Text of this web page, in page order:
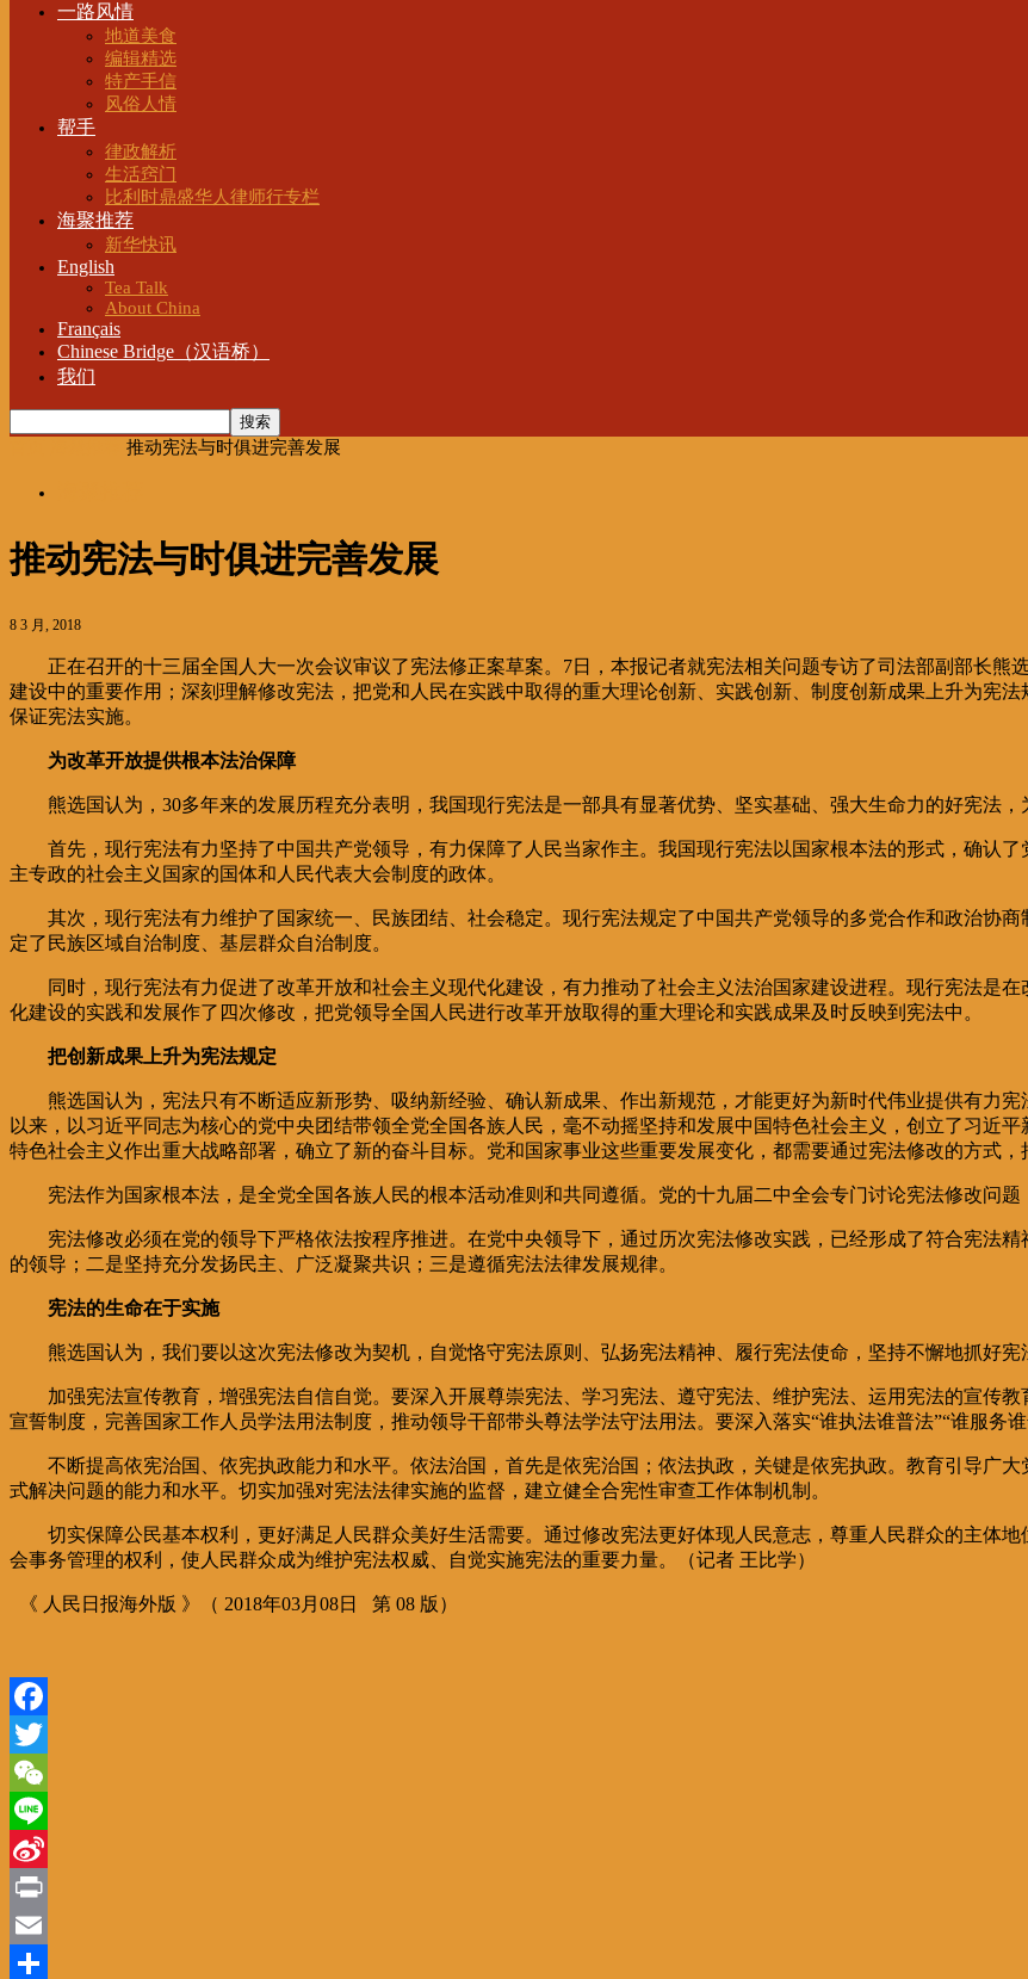
一路风情
地道美食
编辑精选
特产手信
风俗人情
帮手
律政解析
生活窍门
比利时鼎盛华人律师行专栏
海聚推荐
新华快讯
English
Tea Talk
About China
Français
Chinese Bridge（汉语桥）
我们
推动宪法与时俱进完善发展
推动宪法与时俱进完善发展
8 3 月, 2018
正在召开的十三届全国人大一次会议审议了宪法修正案草案。7日，本报记者就宪法相关问题专访了司法部副部长熊
建设中的重要作用；深刻理解修改宪法，把党和人民在实践中取得的重大理论创新、实践创新、制度创新成果上升为宪
保证宪法实施。
为改革开放提供根本法治保障
熊选国认为，30多年来的发展历程充分表明，我国现行宪法是一部具有显著优势、坚实基础、强大生命力的好宪法，
首先，现行宪法有力坚持了中国共产党领导，有力保障了人民当家作主。我国现行宪法以国家根本法的形式，确认了
主专政的社会主义国家的国体和人民代表大会制度的政体。
其次，现行宪法有力维护了国家统一、民族团结、社会稳定。现行宪法规定了中国共产党领导的多党合作和政治协商
定了民族区域自治制度、基层群众自治制度。
同时，现行宪法有力促进了改革开放和社会主义现代化建设，有力推动了社会主义法治国家建设进程。现行宪法是在
化建设的实践和发展作了四次修改，把党领导全国人民进行改革开放取得的重大理论和实践成果及时反映到宪法中。
把创新成果上升为宪法规定
熊选国认为，宪法只有不断适应新形势、吸纳新经验、确认新成果、作出新规范，才能更好为新时代伟业提供有力宪
以来，以习近平同志为核心的党中央团结带领全党全国各族人民，毫不动摇坚持和发展中国特色社会主义，创立了习近
特色社会主义作出重大战略部署，确立了新的奋斗目标。党和国家事业这些重要发展变化，都需要通过宪法修改的方式，
宪法作为国家根本法，是全党全国各族人民的根本活动准则和共同遵循。党的十九届二中全会专门讨论宪法修改问题
宪法修改必须在党的领导下严格依法按程序推进。在党中央领导下，通过历次宪法修改实践，已经形成了符合宪法精
的领导；二是坚持充分发扬民主、广泛凝聚共识；三是遵循宪法法律发展规律。
宪法的生命在于实施
熊选国认为，我们要以这次宪法修改为契机，自觉恪守宪法原则、弘扬宪法精神、履行宪法使命，坚持不懈地抓好宪
加强宪法宣传教育，增强宪法自信自觉。要深入开展尊崇宪法、学习宪法、遵守宪法、维护宪法、运用宪法的宣传教
宣誓制度，完善国家工作人员学法用法制度，推动领导干部带头尊法学法守法用法。要深入落实“谁执法谁普法”“谁服务
不断提高依宪治国、依宪执政能力和水平。依法治国，首先是依宪治国；依法执政，关键是依宪执政。教育引导广大
式解决问题的能力和水平。切实加强对宪法法律实施的监督，建立健全合宪性审查工作体制机制。
切实保障公民基本权利，更好满足人民群众美好生活需要。通过修改宪法更好体现人民意志，尊重人民群众的主体地
会事务管理的权利，使人民群众成为维护宪法权威、自觉实施宪法的重要力量。（记者 王比学）
《 人民日报海外版 》（ 2018年03月08日 第 08 版）
Facebook
Twitter
WeChat
Line
Sina
Weibo
Print
Email